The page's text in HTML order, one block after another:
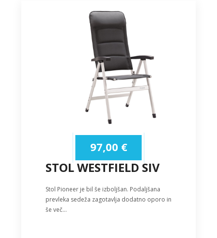
STOL WESTFIELD SIV
97,00 €
Stol Pioneer je bil še izboljšan. Podaljšana
prevleka sedeža zagotavlja dodatno oporo in
še več…